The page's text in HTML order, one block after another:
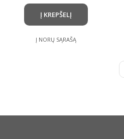
Į KREPŠELĮ
Į NORŲ SĄRAŠĄ